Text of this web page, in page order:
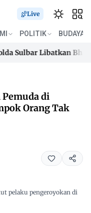
Live
POLITIK BUDAYA
Libatkan
Libatkan
di
Orang Tak
pelaku pengeroyokan di